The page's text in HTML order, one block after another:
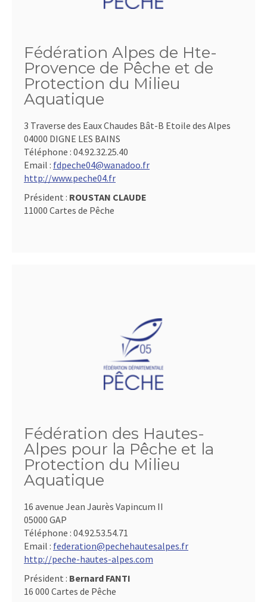
Fédération Alpes de Hte-
Provence de Pêche et de
Protection du Milieu
Aquatique
3 Traverse des Eaux Chaudes Bât-B Etoile des Alpes
04000 DIGNE LES BAINS
Téléphone : 04.92.32.25.40
Email : fdpeche04@wanadoo.fr
http://www.peche04.fr
Président : ROUSTAN CLAUDE
11000 Cartes de Pêche
Fédération des Hautes-
Alpes pour la Pêche et la
Protection du Milieu
Aquatique
16 avenue Jean Jaurès Vapincum II
05000 GAP
Téléphone : 04.92.53.54.71
Email : federation@pechehautesalpes.fr
http://peche-hautes-alpes.com
Président : Bernard FANTI
16 000 Cartes de Pêche